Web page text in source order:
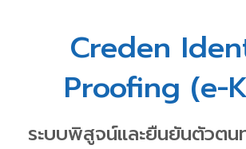
Creden
Proofing (e-
ระบบพิสูจน์และยืนยันตัวต